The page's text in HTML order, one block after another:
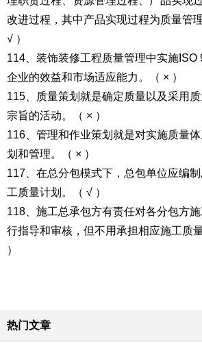
改进过程，其中产品实现过程为质量管
√ ）
114、装饰装修工程质量管理中实施ISO
企业的效益和市场适应能力。（ × ）
115、质量策划就是确定质量以及采用
宗旨的活动。（ × ）
116、管理和作业策划就是对实施质量
划和管理。（ × ）
117、在总分包模式下，总包单位应编
工质量计划。（ √ ）
118、施工总承包方有责任对各分包方
行指导和审核，但不用承担相应施工质
）
热门文章